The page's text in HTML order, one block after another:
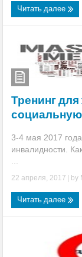
Читать далее
Тренинг
3-4 мая 2017
инвалидности.
...
22 апреля, 2017 | by
Читать далее